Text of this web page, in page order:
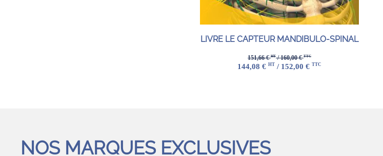
LIVRE LE CAPTEUR MANDIBULO-SPINAL
151,66 €HT/ 160,00 €TTC
144,08 € HT / 152,00 € TTC
NOS MARQUES EXCLUSIVES